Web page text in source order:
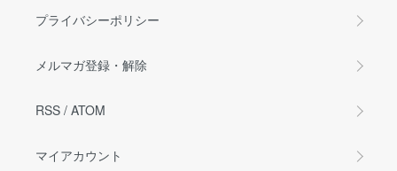
プライバシーポリシー
メルマガ登録・解除
RSS / ATOM
マイアカウント